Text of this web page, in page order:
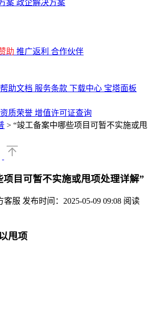
案 政企解决方案
助 推广返利 合作伙伴
帮助文档 服务条款 下载中心 宝塔面板
资质荣誉 增值许可证查询
> “竣工备案中哪些项目可暂不实施或甩
项目可暂不实施或甩项处理详解”
客服 发布时间：2025-05-09 09:08 阅读
甩项